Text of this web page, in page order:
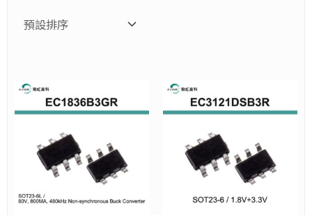
格
範
到
NT$11,750
產
品
多
種
款
範
產
品
多
種
款
式。